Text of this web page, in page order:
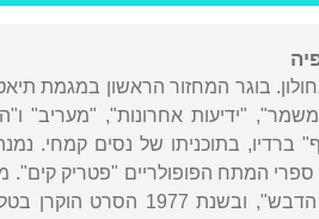
בוגר המחזור הראשון במגמת
"ידיעות אחרונות", "מעריב"
ברדיו, בתוכניתו של נסים קמחי.
המתח הפופולריים "פטריק
"קשר הדבש", ובשנת